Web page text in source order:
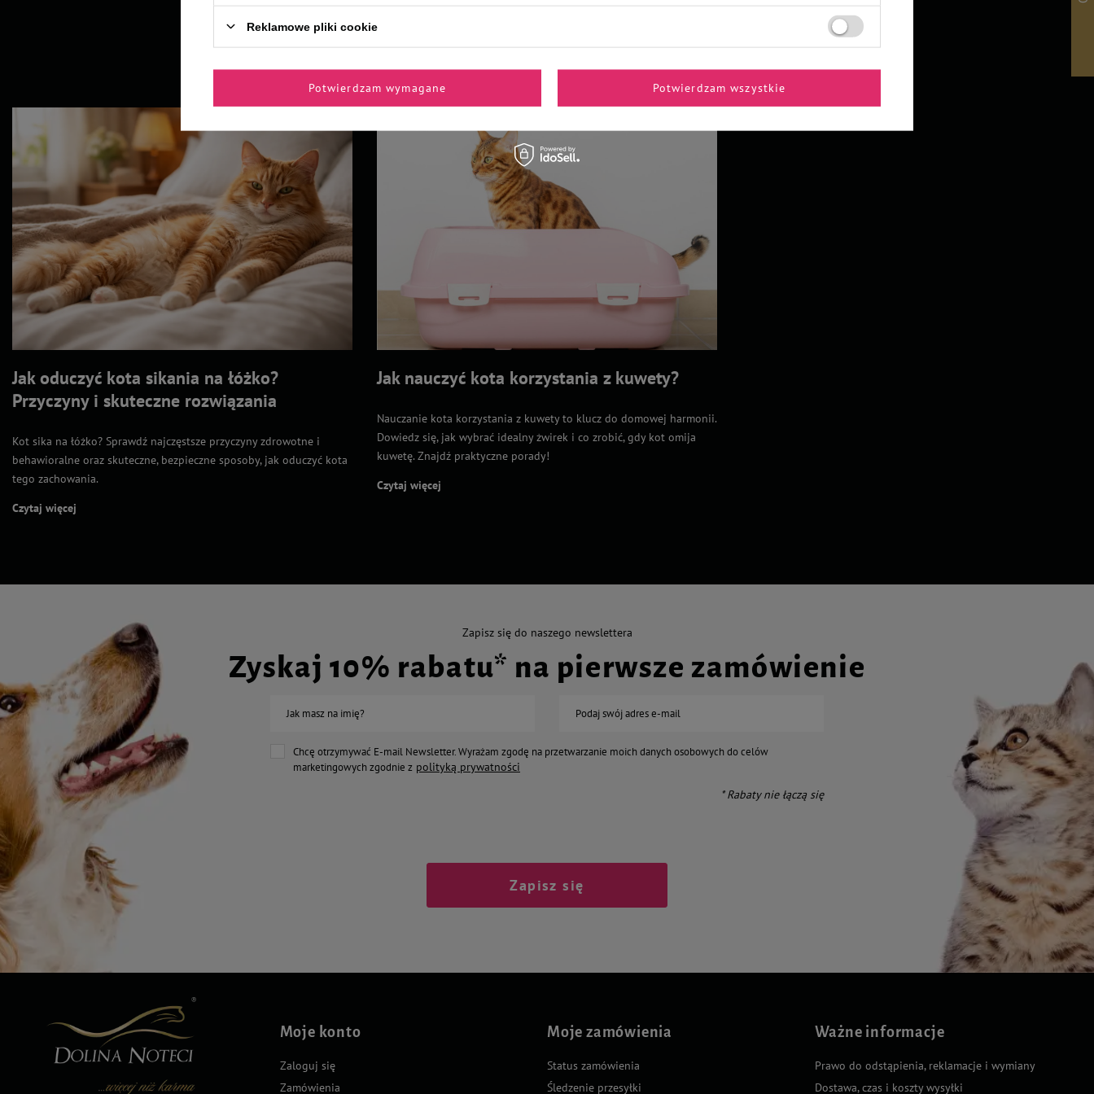
Z naszego bloga
Jak oduczyć kota sikania na łóżko?
Przyczyny i skuteczne rozwiązania
Kot sika na łóżko? Sprawdź najczęstsze przyczyny zdrowotne i
behawioralne oraz skuteczne, bezpieczne sposoby, jak oduczyć kota
tego zachowania.
Czytaj więcej
Jak nauczyć kota korzystania z kuwety?
Nauczanie kota korzystania z kuwety to klucz do domowej harmonii.
Dowiedz się, jak wybrać idealny żwirek i co zrobić, gdy kot omija
kuwetę. Znajdź praktyczne porady!
Czytaj więcej
Zapisz się do naszego newslettera
Zyskaj 10% rabatu* na pierwsze zamówienie
Jak masz na imię? Podaj swój adres e-mail
Chcę otrzymywać E-mail Newsletter. Wyrażam zgodę na przetwarzanie moich danych osobowych do celów
marketingowych zgodnie z polityką prywatności
* Rabaty nie łączą się
Zapisz się
Moje konto
Zaloguj się
Zamówienia
Moje zamówienia
Status zamówienia
Śledzenie przesyłki
Ważne informacje
Prawo do odstąpienia, reklamacje i wymiany
Dostawa, czas i koszty wysyłki
Reklamowe pliki cookie
Potwierdzam wymagane Potwierdzam wszystkie